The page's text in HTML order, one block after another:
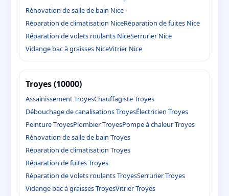
Rénovation de salle de bain Nice
Réparation de climatisation NiceRéparation de fuites Nice
Réparation de volets roulants NiceSerrurier Nice
Vidange bac à graisses NiceVitrier Nice
Troyes (10000)
Assainissement TroyesChauffagiste Troyes
Débouchage de canalisations TroyesÉlectricien Troyes
Peinture TroyesPlombier TroyesPompe à chaleur Troyes
Rénovation de salle de bain Troyes
Réparation de climatisation Troyes
Réparation de fuites Troyes
Réparation de volets roulants TroyesSerrurier Troyes
Vidange bac à graisses TroyesVitrier Troyes